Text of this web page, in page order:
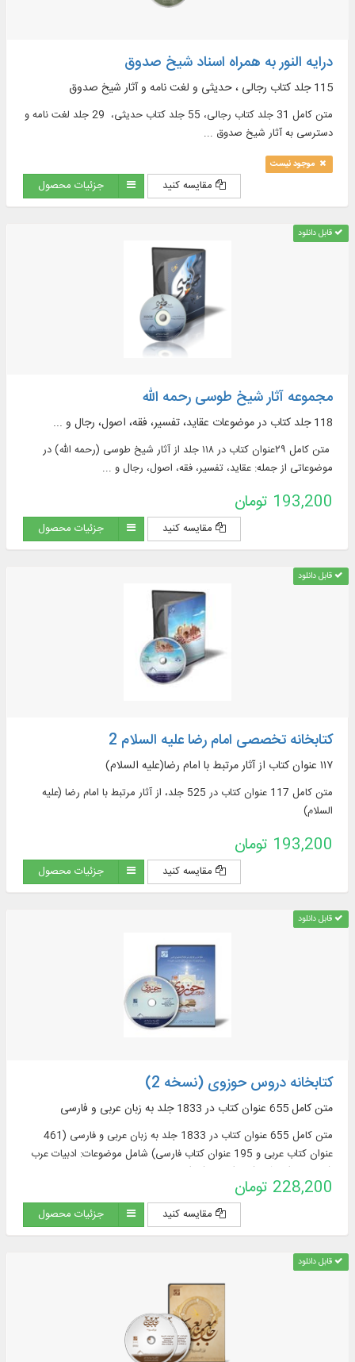
درایه النور به همراه اسناد شیخ صدوق
115 جلد کتاب رجالی ، حدیثی و لغت نامه و آثار شیخ صدوق
متن كامل 31 جلد كتاب رجالی، 55 جلد كتاب حدیثی، 29 جلد لغت‌ نامه و
دسترسی به آثار شیخ صدوق ...
موجود نیست
مقایسه کنید جزئیات محصول
قابل دانلود
مجموعه آثار شیخ طوسی رحمه الله
118 جلد کتاب در موضوعات عقاید، تفسیر، فقه، اصول، رجال و ...
متن کامل ۲۹عنوان کتاب در ۱۱۸ جلد از آثار شیخ طوسی (رحمه الله) در
موضوعاتی از جمله: عقاید، تفسیر، فقه، اصول، رجال و ...
193,200 تومان
مقایسه کنید جزئیات محصول
قابل دانلود
کتابخانه تخصصی امام رضا علیه السلام 2
۱۱۷ عنوان کتاب از آثار مرتبط با امام رضا(علیه السلام)
متن کامل 117 عنوان کتاب در 525 جلد، از آثار مرتبط با امام رضا (علیه
السلام)
193,200 تومان
مقایسه کنید جزئیات محصول
قابل دانلود
کتابخانه دروس حوزوی (نسخه 2)
متن کامل 655 عنوان کتاب در 1833 جلد به زبان عربی و فارسی
متن کامل 655 عنوان کتاب در 1833 جلد به زبان عربی و فارسی (461
عنوان کتاب عربی و 195 عنوان کتاب فارسی) شامل موضوعات: ادبیات عرب
228,200 تومان
مقایسه کنید جزئیات محصول
قابل دانلود